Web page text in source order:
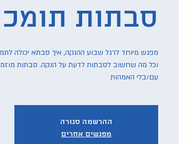
סבתות
מפגש מיוחד לרגל שבוע ההנקה, איך סבתא יכולה
וכל מה שחשוב לסבתות לדעת על הנקה. סבתות
עם/בלי האמהות
ההרשמה סגורה
מפגשים אחרים